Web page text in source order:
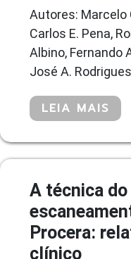
Autores: Marcelo
Carlos E. Pena,
Albino, Fernando
José A.
LEIA MAIS
A técnica
Procera:
clínico